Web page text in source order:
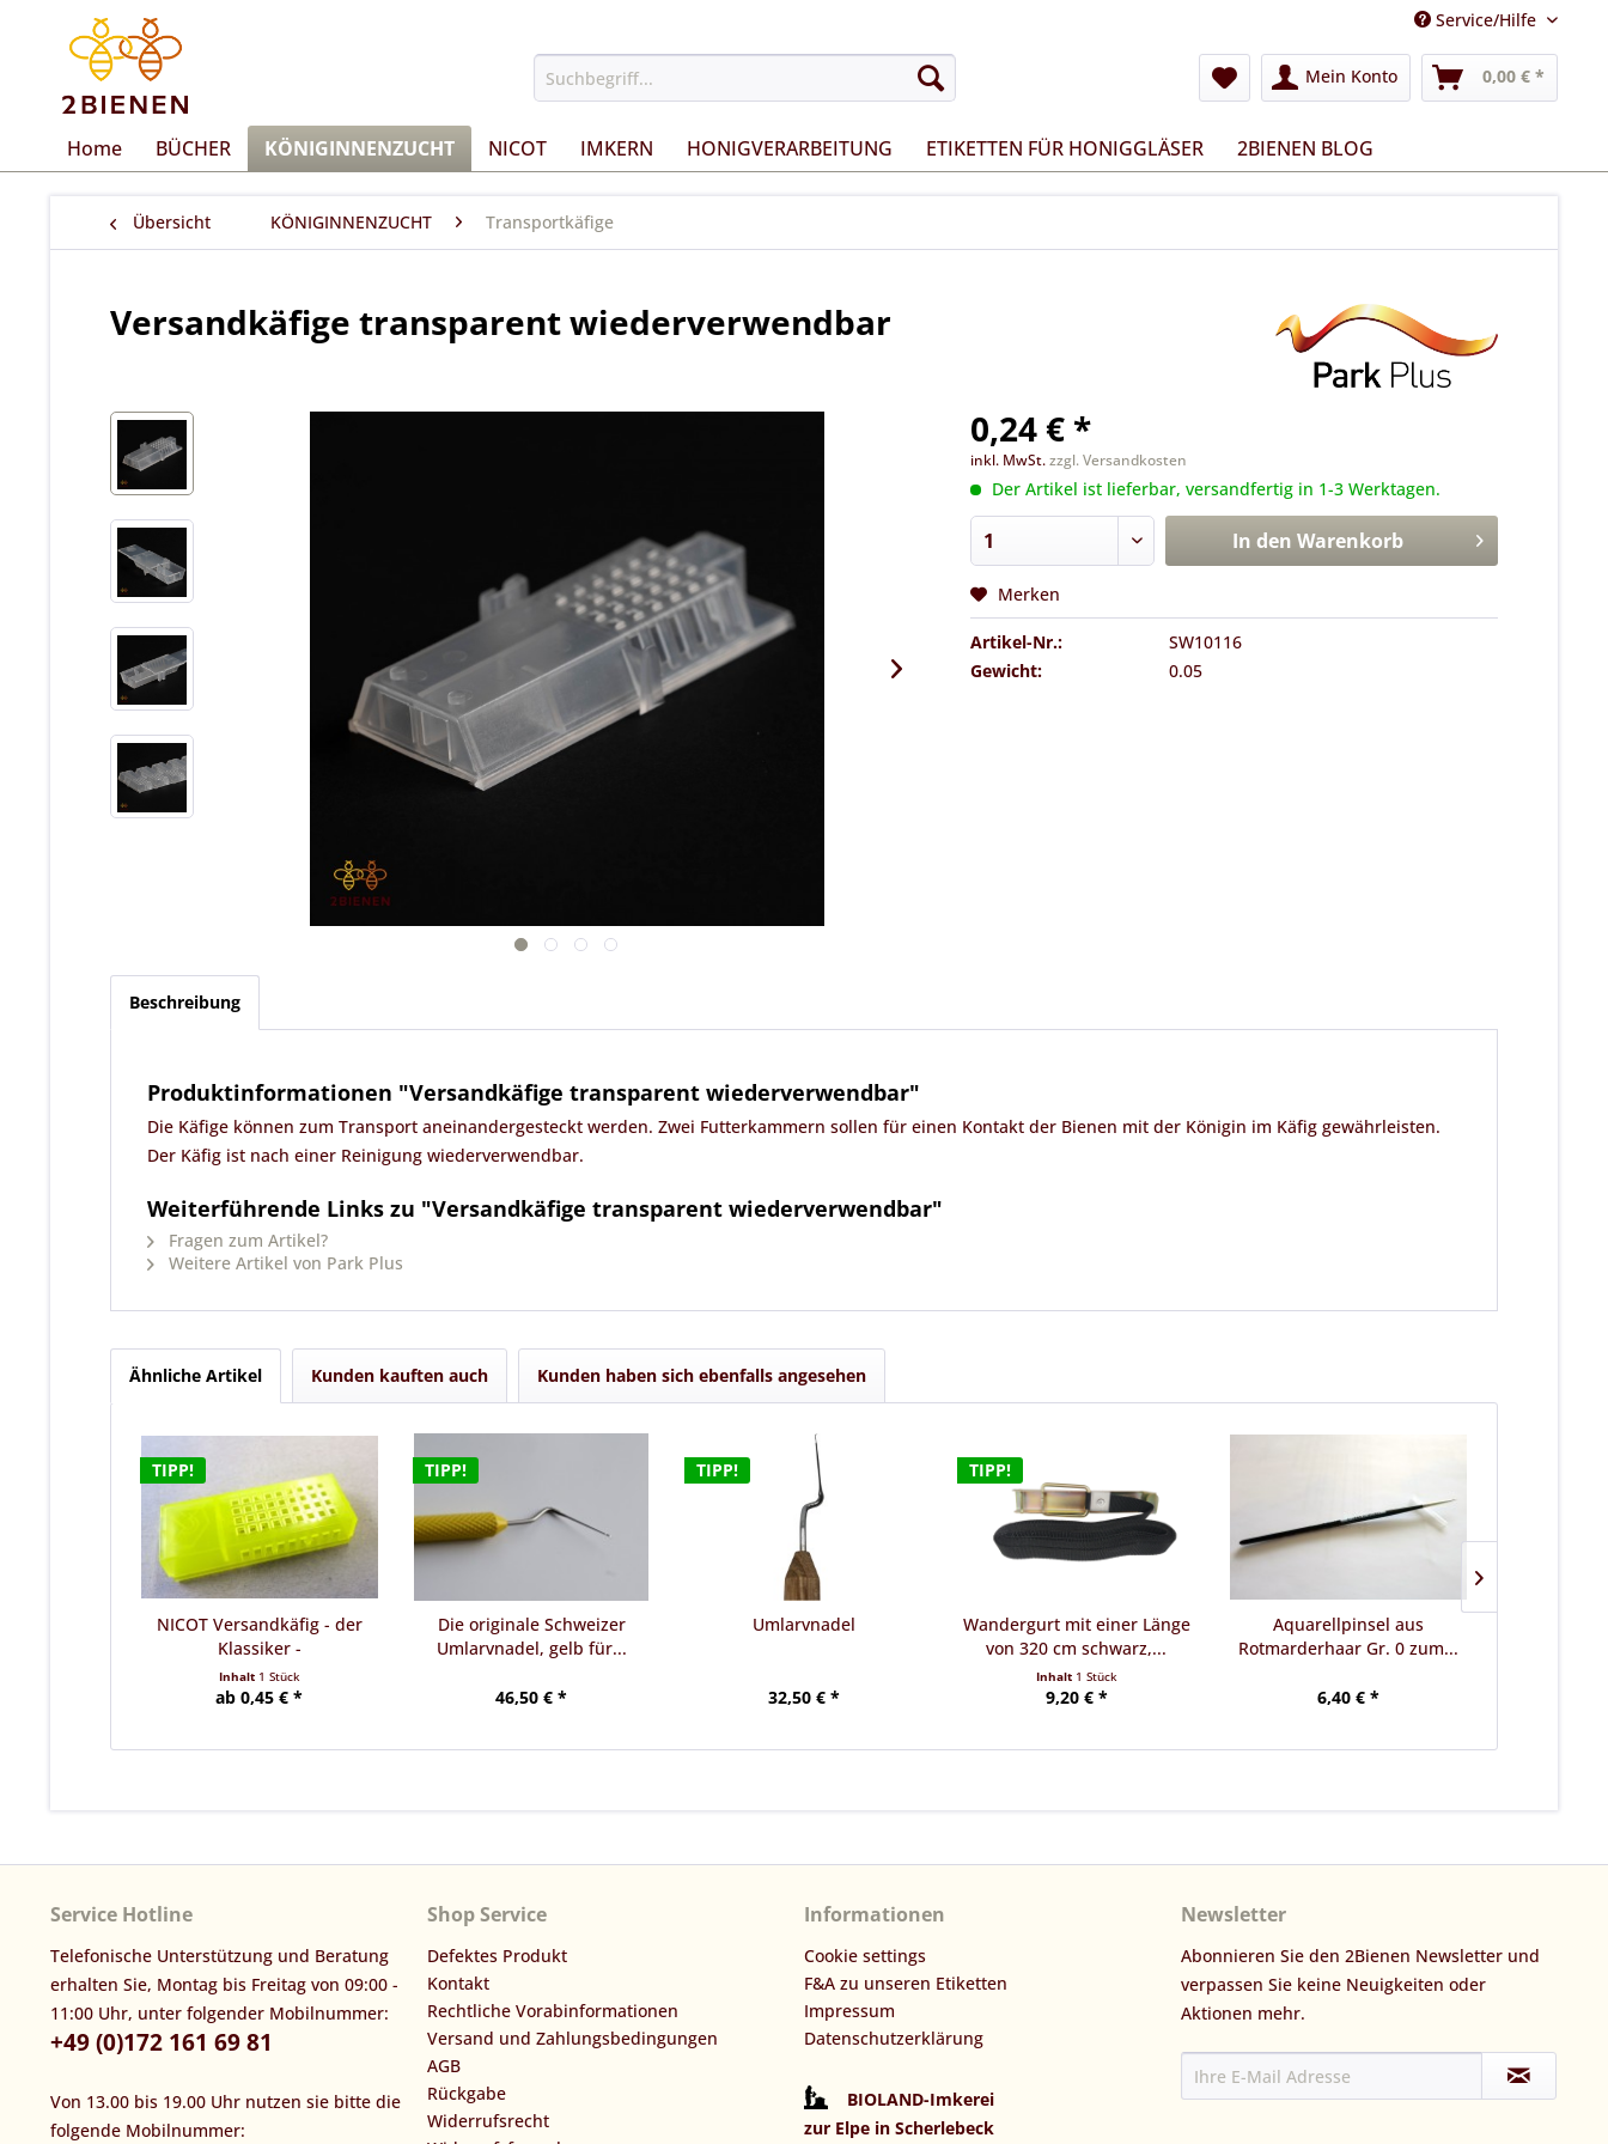
Service/Hilfe
Mein Konto 0,00 € *
Home BÜCHER KÖNIGINNENZUCHT NICOT IMKERN HONIGVERARBEITUNG ETIKETTEN FÜR HONIGGLÄSER 2BIENEN BLOG
Übersicht KÖNIGINNENZUCHT Transportkäfige
Versandkäfige transparent wiederverwendbar
0,24 € *
inkl. MwSt.zzgl. Versandkosten
Der Artikel ist lieferbar, versandfertig in 1-3 Werktagen.
In den Warenkorb
Merken
Artikel-Nr.:
SW10116
Gewicht:
0.05
Beschreibung
Produktinformationen "Versandkäfige transparent wiederverwendbar"
Die Käfige können zum Transport aneinandergesteckt werden. Zwei Futterkammern sollen für einen Kontakt der Bienen mit der Königin im Käfig gewährleisten.
Der Käfig ist nach einer Reinigung wiederverwendbar.
Weiterführende Links zu "Versandkäfige transparent wiederverwendbar"
Fragen zum Artikel?
Weitere Artikel von Park Plus
Ähnliche Artikel Kunden kauften auch Kunden haben sich ebenfalls angesehen
TIPP!
NICOT Versandkäfig - der
Klassiker -
Inhalt 1 Stück
ab 0,45 € *
TIPP!
Die originale Schweizer
Umlarvnadel, gelb für...
46,50 € *
TIPP!
Umlarvnadel
32,50 € *
TIPP!
Wandergurt mit einer Länge
von 320 cm schwarz,...
Inhalt 1 Stück
9,20 € *
Aquarellpinsel aus
Rotmarderhaar Gr. 0 zum...
6,40 € *
Service Hotline
Telefonische Unterstützung und Beratung
erhalten Sie, Montag bis Freitag von 09:00 -
11:00 Uhr, unter folgender Mobilnummer:
+49 (0)172 161 69 81
Von 13.00 bis 19.00 Uhr nutzen sie bitte die
folgende Mobilnummer:
Shop Service
Defektes Produkt
Kontakt
Rechtliche Vorabinformationen
Versand und Zahlungsbedingungen
AGB
Rückgabe
Widerrufsrecht
Informationen
Cookie settings
F&A zu unseren Etiketten
Impressum
Datenschutzerklärung
BIOLAND-Imkerei
zur Elpe in Scherlebeck
Newsletter
Abonnieren Sie den 2Bienen Newsletter und
verpassen Sie keine Neuigkeiten oder
Aktionen mehr.